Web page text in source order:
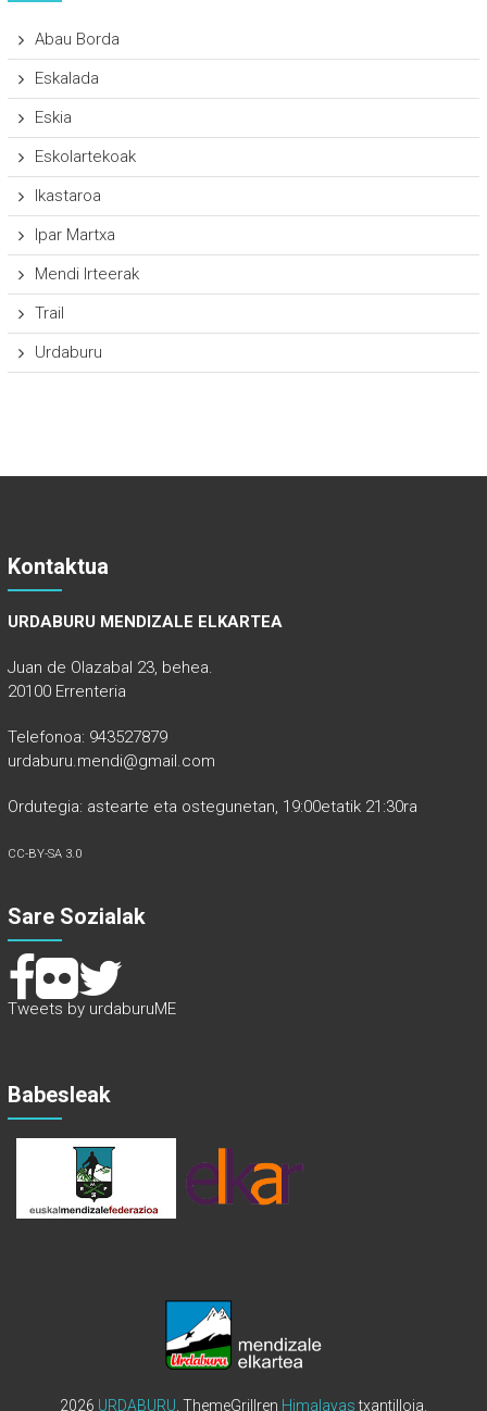
Abau Borda
Eskalada
Eskia
Eskolartekoak
Ikastaroa
Ipar Martxa
Mendi Irteerak
Trail
Urdaburu
Kontaktua
URDABURU MENDIZALE ELKARTEA
Juan de Olazabal 23, behea.
20100 Errenteria
Telefonoa: 943527879
urdaburu.mendi@gmail.com
Ordutegia: astearte eta ostegunetan, 19:00etatik 21:30ra
CC-BY-SA 3.0
Sare Sozialak
Tweets by urdaburuME
Babesleak
2026 URDABURU. ThemeGrillren Himalayastxantilloia.